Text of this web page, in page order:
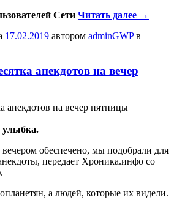
Сети Читать далее →
17.02.2019 автором adminGWPв
анекдотов на вечер
анекдотов на вечер пятницы
улыбка.
обеспечено, мы подобрали для
передает Хроника.инфо со
а людей, которые их видели.